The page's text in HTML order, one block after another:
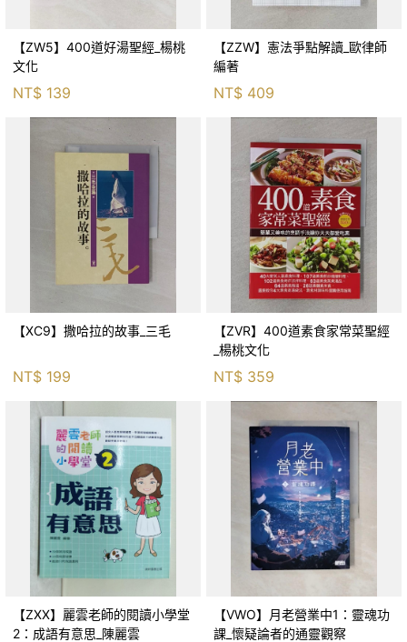
【ZW5】400道好湯聖經_楊桃
文化
NT$ 139
【ZZW】憲法爭點解讀_歐律師
編著
NT$ 409
【XC9】撒哈拉的故事_三毛
NT$ 199
【ZVR】400道素食家常菜聖經
_楊桃文化
NT$ 359
【ZXX】麗雲老師的閱讀小學堂
2：成語有意思_陳麗雲
【VWO】月老營業中1：靈魂功
課_懷疑論者的通靈觀察